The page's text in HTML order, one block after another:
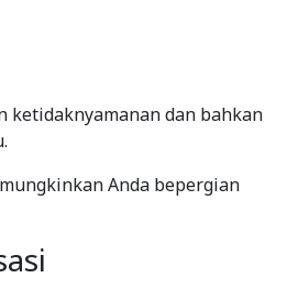
ketidaknyamanan dan bahkan
Anda bepergian